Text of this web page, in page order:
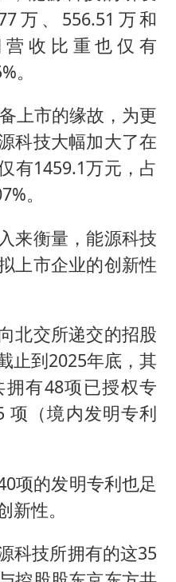
万、556.51万和
营收比重也仅有
。
上市的缘故，为更
科技大幅加大了在
有1459.1万元，占
。
来衡量，能源科技
上市企业的创新性
北交所递交的招股
止到2025年底，其
有48项已授权专
项（境内发明专利
项的发明专利也足
性。
科技所拥有的这35